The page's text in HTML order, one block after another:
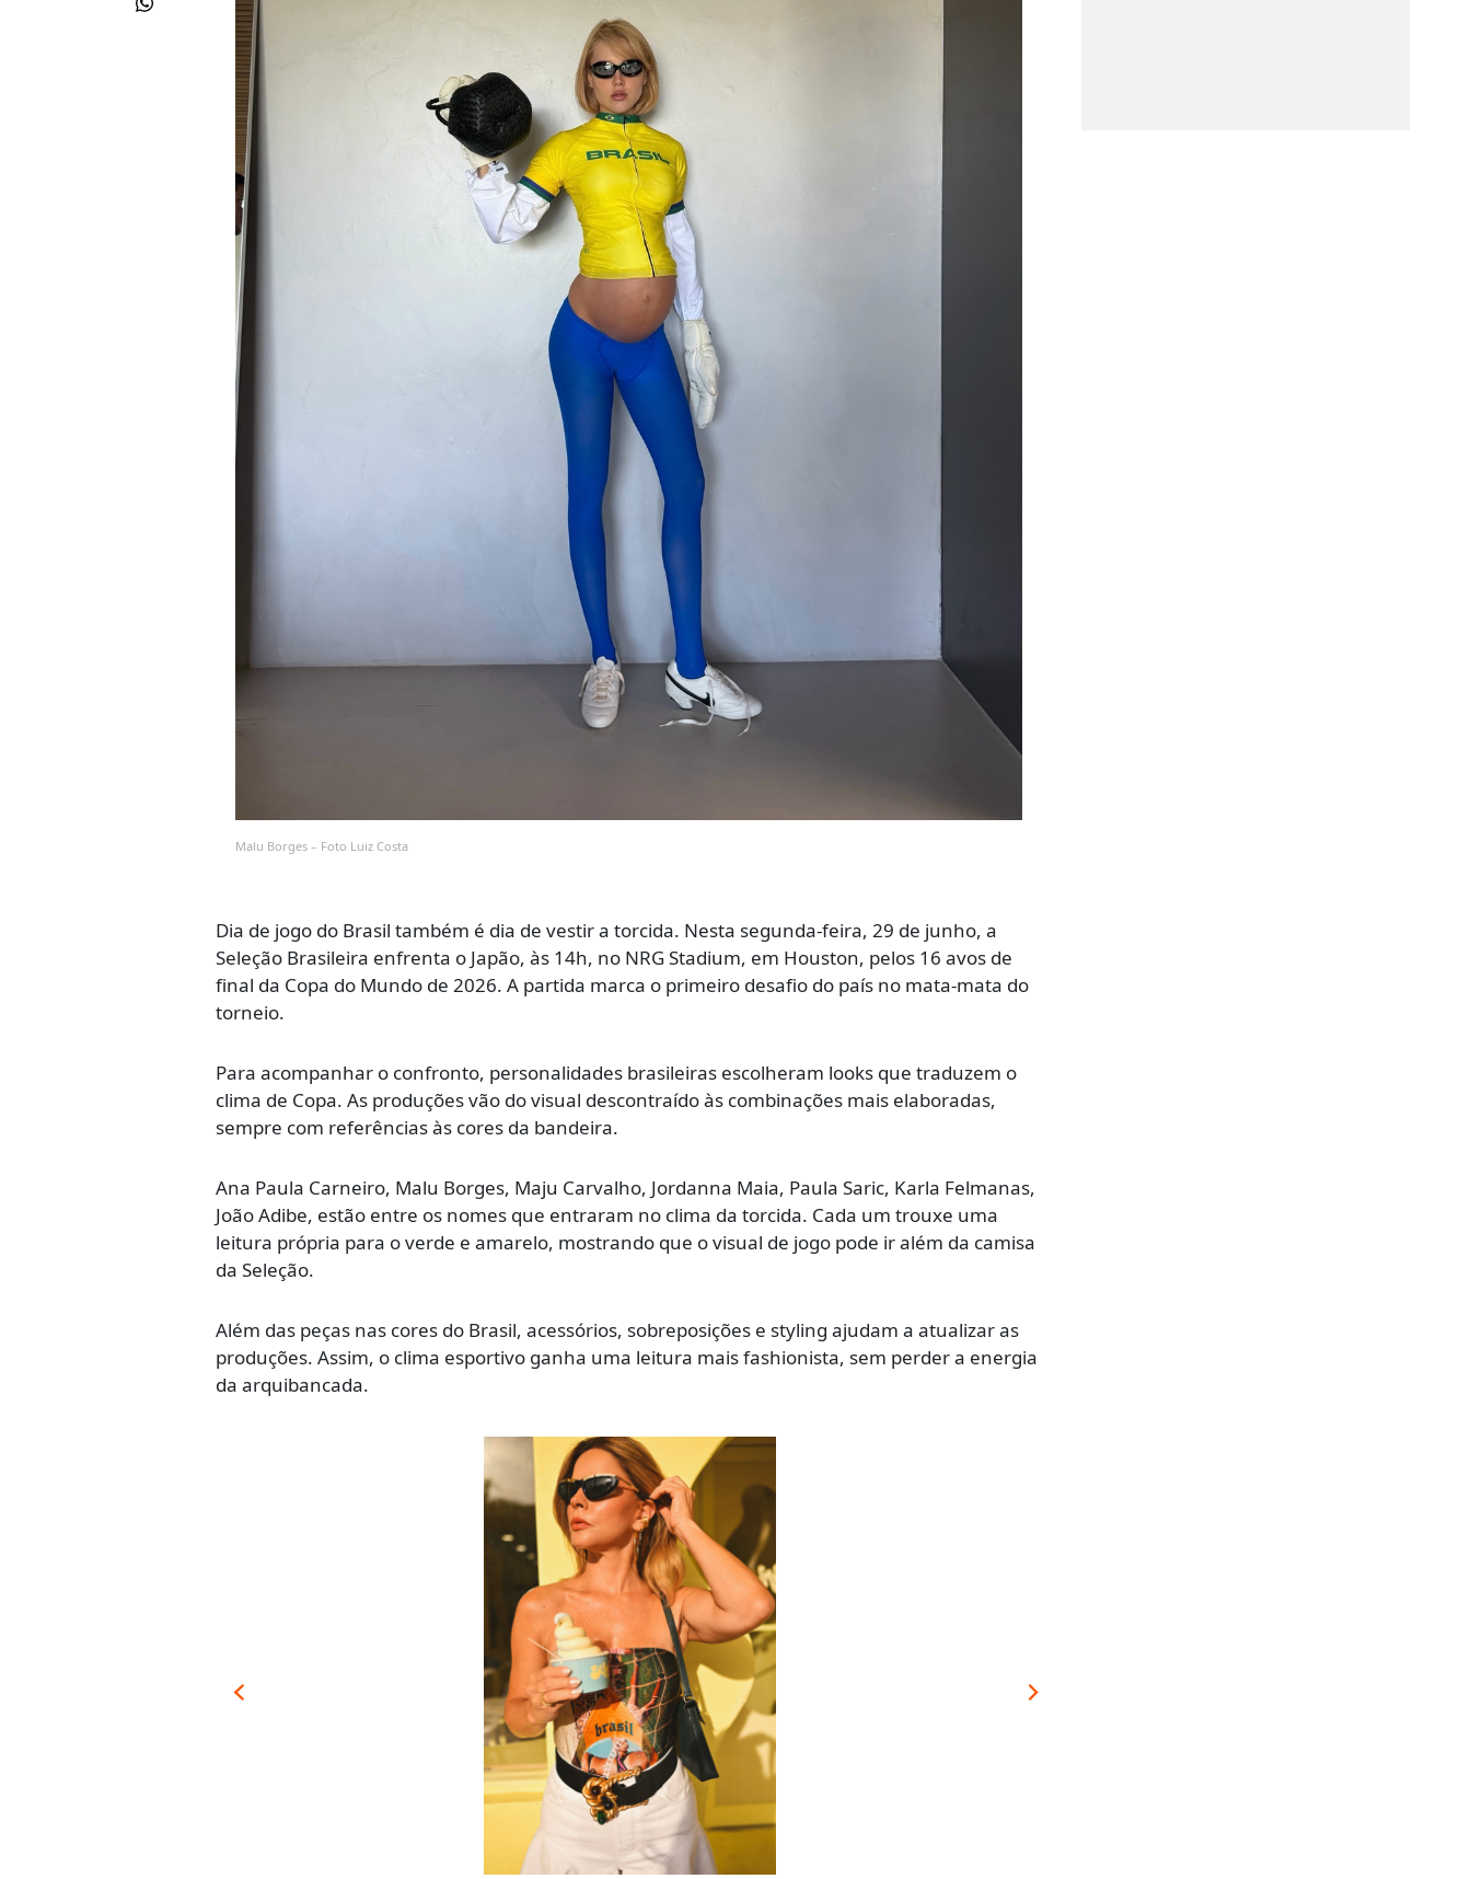
Malu Borges – Foto Luiz Costa
Dia de jogo do Brasil também é dia de vestir a torcida. Nesta segunda-feira, 29 de junho, a
Seleção Brasileira enfrenta o Japão, às 14h, no NRG Stadium, em Houston, pelos 16 avos de
final da Copa do Mundo de 2026. A partida marca o primeiro desafio do país no mata-mata do
torneio.
Para acompanhar o confronto, personalidades brasileiras escolheram looks que traduzem o
clima de Copa. As produções vão do visual descontraído às combinações mais elaboradas,
sempre com referências às cores da bandeira.
Ana Paula Carneiro, Malu Borges, Maju Carvalho, Jordanna Maia, Paula Saric, Karla Felmanas,
João Adibe, estão entre os nomes que entraram no clima da torcida. Cada um trouxe uma
leitura própria para o verde e amarelo, mostrando que o visual de jogo pode ir além da camisa
da Seleção.
Além das peças nas cores do Brasil, acessórios, sobreposições e styling ajudam a atualizar as
produções. Assim, o clima esportivo ganha uma leitura mais fashionista, sem perder a energia
da arquibancada.